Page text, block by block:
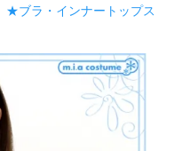
★ブラ・インナートップス